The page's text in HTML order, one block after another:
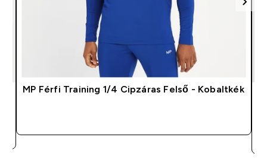
MP Férfi Training 1/4 Cipzáras Felső - Kobaltkék